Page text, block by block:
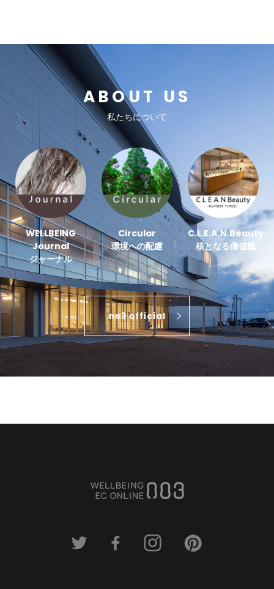
ABOUT US
私たちについて
WELLBEING
Journal
ジャーナル
Circular
環境への配慮
C.L.E.A.N.Beauty
核となる価値観
no3 official